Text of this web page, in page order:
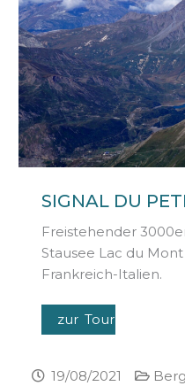
SIGNAL DU
Freistehender
Stausee Lac du
Frankreich-Italien.
zur Tour
19/08/2021